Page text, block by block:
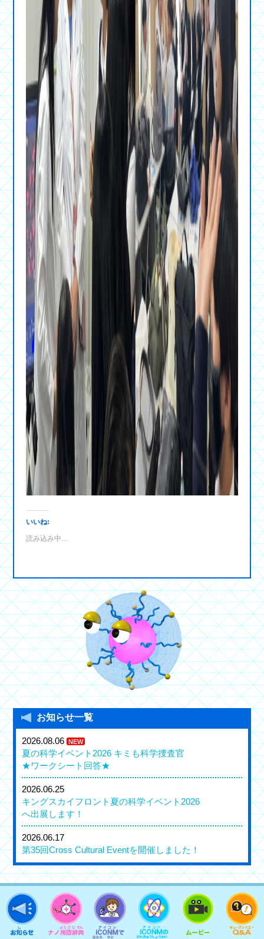
いいね:
読み込み中…
お知らせ一覧
2026.08.06 NEW
夏の科学イベント2026 キミも科学捜査官
★ワークシート回答★
2026.06.25
キングスカイフロント夏の科学イベント2026
へ出展します！
2026.06.17
第35回Cross Cultural Eventを開催しました！